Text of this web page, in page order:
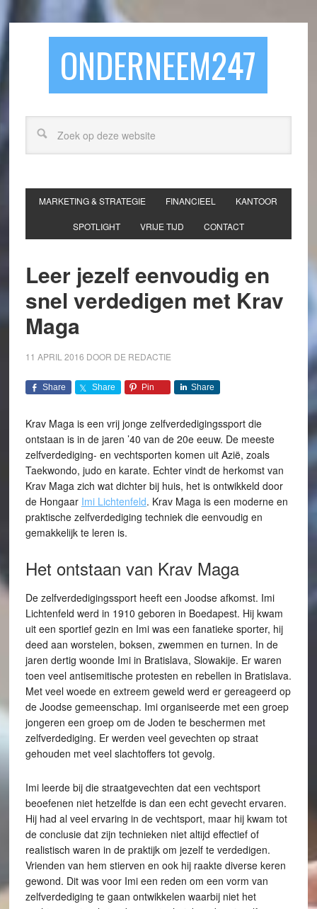
ONDERNEEM247
MARKETING & STRATEGIE FINANCIEEL KANTOOR
SPOTLIGHT VRIJE TIJD CONTACT
Leer jezelf eenvoudig en
snel verdedigen met Krav
Maga
11 APRIL 2016 DOOR DE REDACTIE
Share Share Pin Share
Krav Maga is een vrij jonge zelfverdedigingssport die
ontstaan is in de jaren ’40 van de 20e eeuw. De meeste
zelfverdediging- en vechtsporten komen uit Azië, zoals
Taekwondo, judo en karate. Echter vindt de herkomst van
Krav Maga zich wat dichter bij huis, het is ontwikkeld door
de Hongaar Imi Lichtenfeld. Krav Maga is een moderne en
praktische zelfverdediging techniek die eenvoudig en
gemakkelijk te leren is.
Het ontstaan van Krav Maga
De zelfverdedigingssport heeft een Joodse afkomst. Imi
Lichtenfeld werd in 1910 geboren in Boedapest. Hij kwam
uit een sportief gezin en Imi was een fanatieke sporter, hij
deed aan worstelen, boksen, zwemmen en turnen. In de
jaren dertig woonde Imi in Bratislava, Slowakije. Er waren
toen veel antisemitische protesten en rebellen in Bratislava.
Met veel woede en extreem geweld werd er gereageerd op
de Joodse gemeenschap. Imi organiseerde met een groep
jongeren een groep om de Joden te beschermen met
zelfverdediging. Er werden veel gevechten op straat
gehouden met veel slachtoffers tot gevolg.
Imi leerde bij die straatgevechten dat een vechtsport
beoefenen niet hetzelfde is dan een echt gevecht ervaren.
Hij had al veel ervaring in de vechtsport, maar hij kwam tot
de conclusie dat zijn technieken niet altijd effectief of
realistisch waren in de praktijk om jezelf te verdedigen.
Vrienden van hem stierven en ook hij raakte diverse keren
gewond. Dit was voor Imi een reden om een vorm van
zelfverdediging te gaan ontwikkelen waarbij niet het